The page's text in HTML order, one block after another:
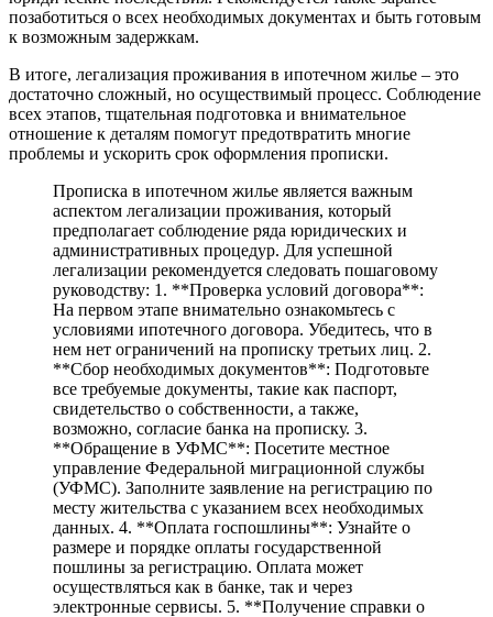
позаботиться о всех необходимых документах и быть готовым
к возможным задержкам.
В итоге, легализация проживания в ипотечном жилье – это
достаточно сложный, но осуществимый процесс. Соблюдение
всех этапов, тщательная подготовка и внимательное
отношение к деталям помогут предотвратить многие
проблемы и ускорить срок оформления прописки.
Прописка в ипотечном жилье является важным
аспектом легализации проживания, который
предполагает соблюдение ряда юридических и
административных процедур. Для успешной
легализации рекомендуется следовать пошаговому
руководству: 1. **Проверка условий договора**:
На первом этапе внимательно ознакомьтесь с
условиями ипотечного договора. Убедитесь, что в
нем нет ограничений на прописку третьих лиц. 2.
**Сбор необходимых документов**: Подготовьте
все требуемые документы, такие как паспорт,
свидетельство о собственности, а также,
возможно, согласие банка на прописку. 3.
**Обращение в УФМС**: Посетите местное
управление Федеральной миграционной службы
(УФМС). Заполните заявление на регистрацию по
месту жительства с указанием всех необходимых
данных. 4. **Оплата госпошлины**: Узнайте о
размере и порядке оплаты государственной
пошлины за регистрацию. Оплата может
осуществляться как в банке, так и через
электронные сервисы. 5. **Получение справки о